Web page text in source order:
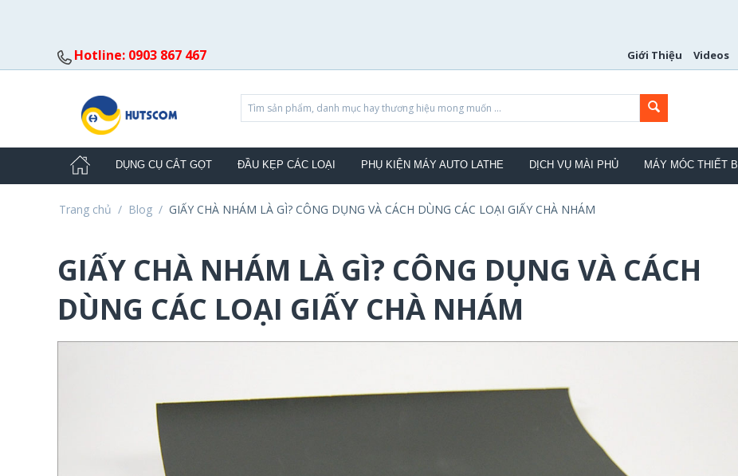
Hotline: 0903 867 467 Giới Thiệu Videos
DỤNG CỤ CẮT GỌT ĐẦU KẸP CÁC LOẠI PHỤ KIỆN MÁY AUTO LATHE DỊCH VỤ MÀI PHỦ MÁY MÓC THIẾT BỊ
Trang chủ / Blog / GIẤY CHÀ NHÁM LÀ GÌ? CÔNG DỤNG VÀ CÁCH DÙNG CÁC LOẠI GIẤY CHÀ NHÁM
GIẤY CHÀ NHÁM LÀ GÌ? CÔNG DỤNG VÀ CÁCH
DÙNG CÁC LOẠI GIẤY CHÀ NHÁM